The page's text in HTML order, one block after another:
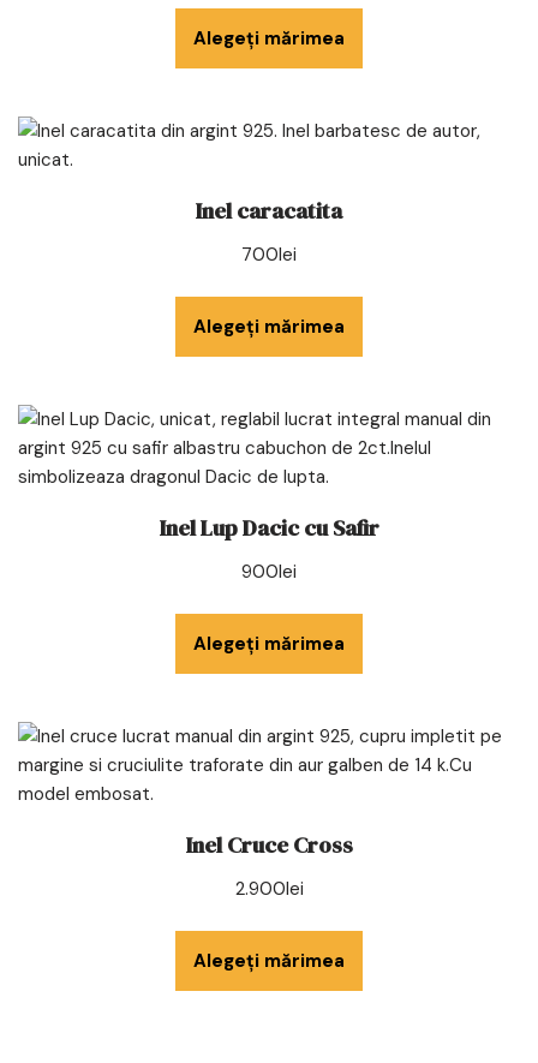
Alegeți mărimea
Inel caracatita
700lei
Alegeți mărimea
Inel Lup Dacic cu Safir
900lei
Alegeți mărimea
Inel Cruce Cross
2.900lei
Alegeți mărimea